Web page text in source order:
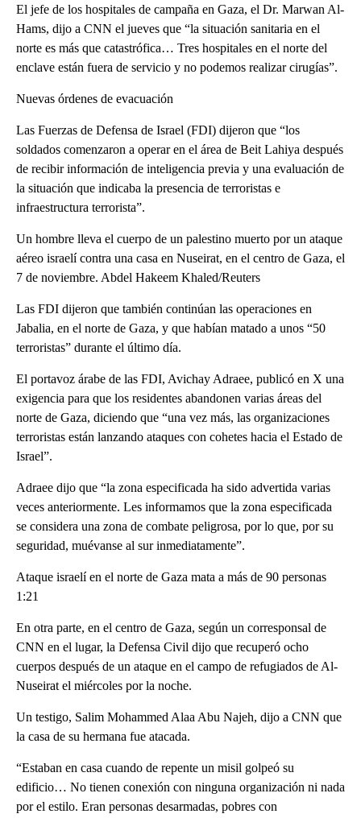
El jefe de los hospitales de campaña en Gaza, el Dr. Marwan Al-
Hams, dijo a CNN el jueves que “la situación sanitaria en el
norte es más que catastrófica… Tres hospitales en el norte del
enclave están fuera de servicio y no podemos realizar cirugías”.
Nuevas órdenes de evacuación
Las Fuerzas de Defensa de Israel (FDI) dijeron que “los
soldados comenzaron a operar en el área de Beit Lahiya después
de recibir información de inteligencia previa y una evaluación de
la situación que indicaba la presencia de terroristas e
infraestructura terrorista”.
Un hombre lleva el cuerpo de un palestino muerto por un ataque
aéreo israelí contra una casa en Nuseirat, en el centro de Gaza, el
7 de noviembre. Abdel Hakeem Khaled/Reuters
Las FDI dijeron que también continúan las operaciones en
Jabalia, en el norte de Gaza, y que habían matado a unos “50
terroristas” durante el último día.
El portavoz árabe de las FDI, Avichay Adraee, publicó en X una
exigencia para que los residentes abandonen varias áreas del
norte de Gaza, diciendo que “una vez más, las organizaciones
terroristas están lanzando ataques con cohetes hacia el Estado de
Israel”.
Adraee dijo que “la zona especificada ha sido advertida varias
veces anteriormente. Les informamos que la zona especificada
se considera una zona de combate peligrosa, por lo que, por su
seguridad, muévanse al sur inmediatamente”.
Ataque israelí en el norte de Gaza mata a más de 90 personas
1:21
En otra parte, en el centro de Gaza, según un corresponsal de
CNN en el lugar, la Defensa Civil dijo que recuperó ocho
cuerpos después de un ataque en el campo de refugiados de Al-
Nuseirat el miércoles por la noche.
Un testigo, Salim Mohammed Alaa Abu Najeh, dijo a CNN que
la casa de su hermana fue atacada.
“Estaban en casa cuando de repente un misil golpeó su
edificio… No tienen conexión con ninguna organización ni nada
por el estilo. Eran personas desarmadas, pobres con